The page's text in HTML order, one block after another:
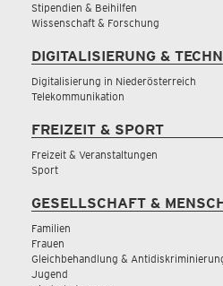
Stipendien & Beihilfen
Wissenschaft & Forschung
DIGITALISIERUNG &
Digitalisierung in Niederösterreich
Telekommunikation
FREIZEIT & SPORT
Freizeit & Veranstaltungen
Sport
GESELLSCHAFT &
Familien
Frauen
Gleichbehandlung &
Jugend